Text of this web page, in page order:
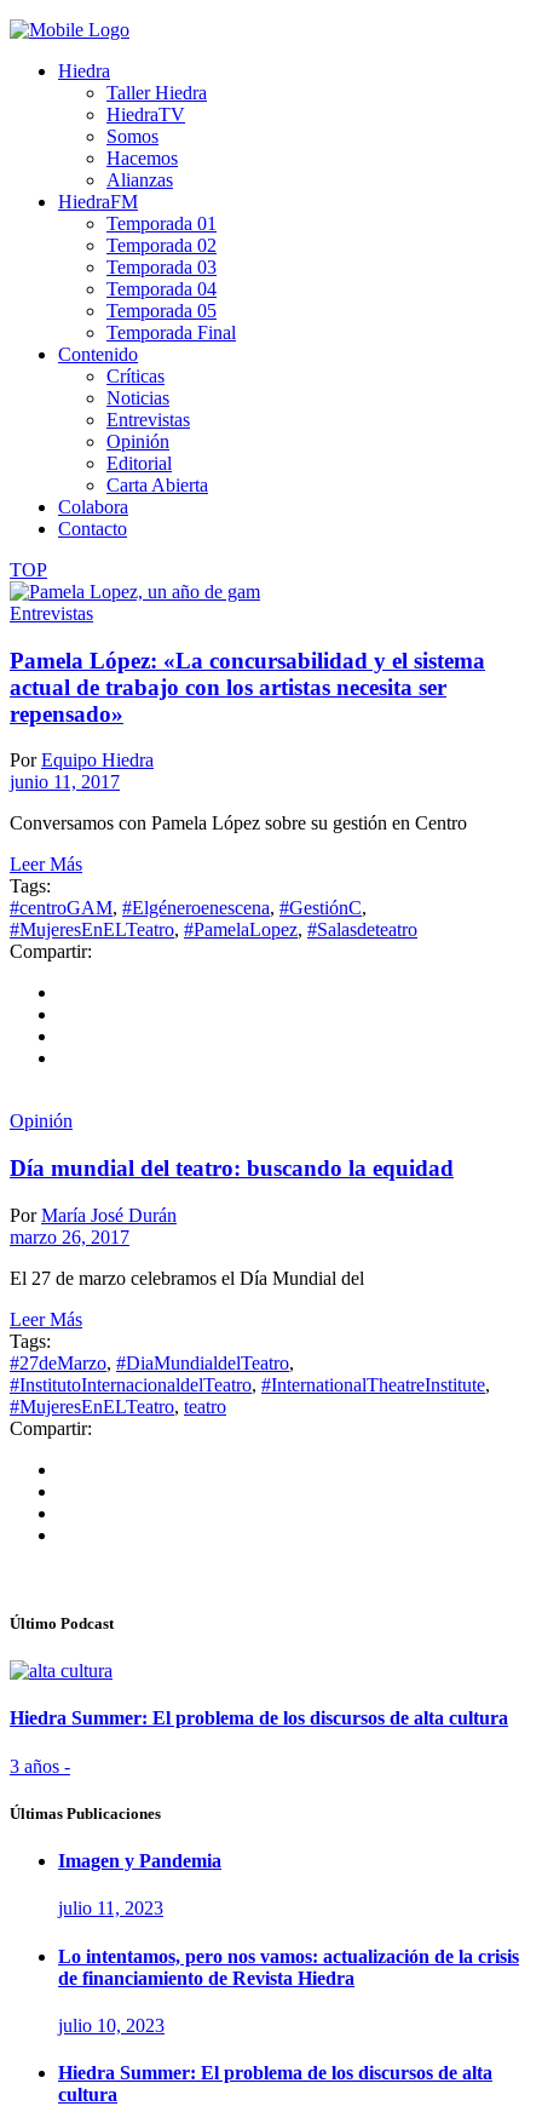
Hiedra
Taller Hiedra
HiedraTV
Somos
Hacemos
Alianzas
HiedraFM
Temporada 01
Temporada 02
Temporada 03
Temporada 04
Temporada 05
Temporada Final
Contenido
Críticas
Noticias
Entrevistas
Opinión
Editorial
Carta Abierta
Colabora
Contacto
TOP
Entrevistas
Pamela López: «La concursabilidad y el sistema
actual de trabajo con los artistas necesita ser
repensado»
PorEquipo Hiedra
junio 11, 2017
Conversamos con Pamela López sobre su gestión en Centro
Leer Más
Tags:
#centroGAM, #Elgéneroenescena, #GestiónC,
#MujeresEnELTeatro, #PamelaLopez, #Salasdeteatro
Compartir:
Opinión
Día mundial del teatro: buscando la equidad
PorMaría José Durán
marzo 26, 2017
El 27 de marzo celebramos el Día Mundial del
Leer Más
Tags:
#27deMarzo, #DiaMundialdelTeatro,
#InstitutoInternacionaldelTeatro, #InternationalTheatreInstitute,
#MujeresEnELTeatro, teatro
Compartir:
Último Podcast
Hiedra Summer: El problema de los discursos de alta cultura
3 años -
Últimas Publicaciones
Imagen y Pandemia
julio 11, 2023
Lo intentamos, pero nos vamos: actualización de la crisis
de financiamiento de Revista Hiedra
julio 10, 2023
Hiedra Summer: El problema de los discursos de alta
cultura